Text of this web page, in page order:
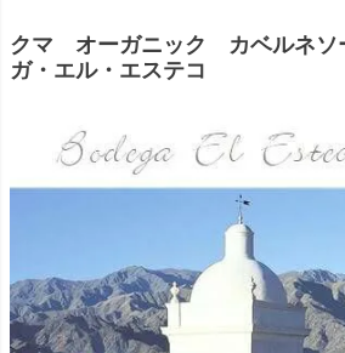
クマ オーガニック カベルネソ
ガ・エル・エステコ